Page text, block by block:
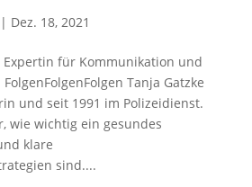
| Dez. 18, 2021
Expertin für Kommunikation und
Tanja Gatzke
und seit 1991 im Polizeidienst.
wie wichtig ein gesundes
klare
sind....